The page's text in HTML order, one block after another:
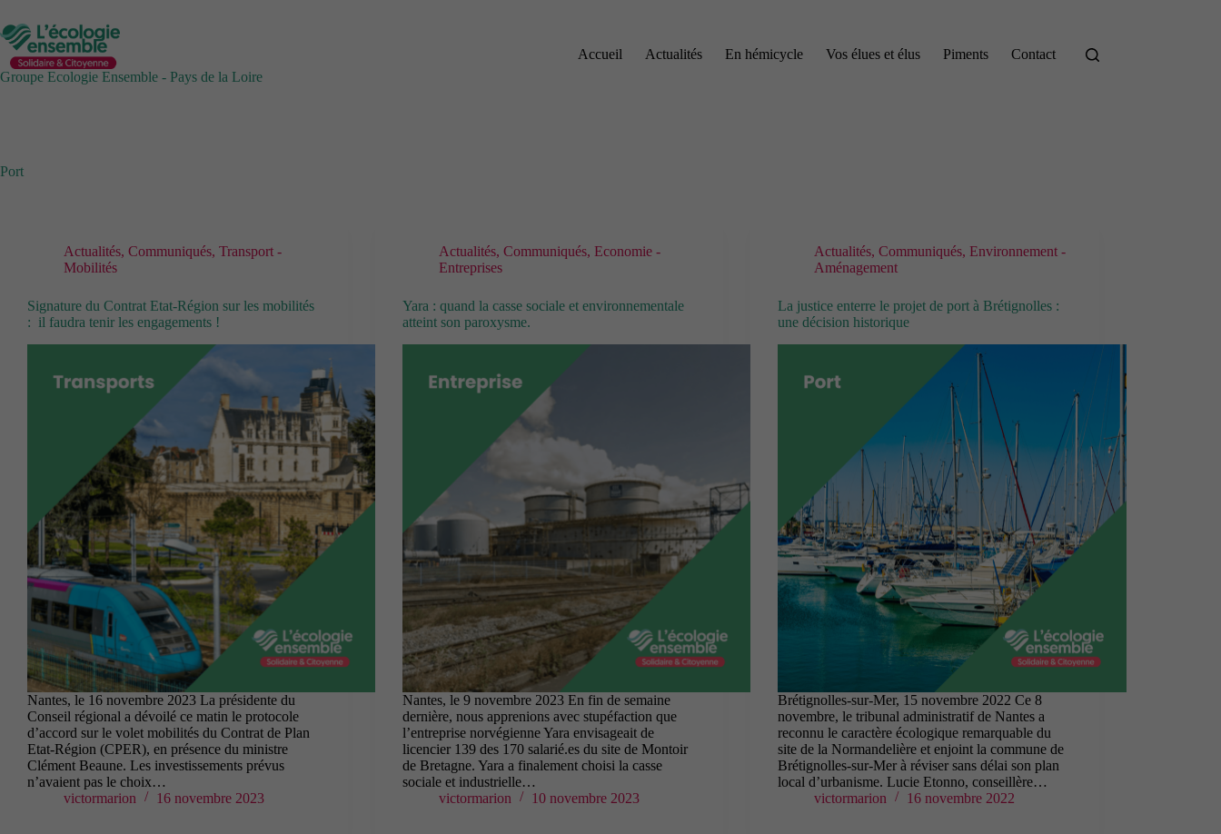
au
contenu
Groupe Ecologie Ensemble - Pays de la Loire
Accueil Actualités En hémicycle Vos élues et élus Piments Contact
Port
Actualités, Communiqués, Transport -
Mobilités
Signature du Contrat Etat-Région sur les mobilités
: il faudra tenir les engagements !
Nantes, le 16 novembre 2023 La présidente du
Conseil régional a dévoilé ce matin le protocole
d’accord sur le volet mobilités du Contrat de Plan
Etat-Région (CPER), en présence du ministre
Clément Beaune. Les investissements prévus
n’avaient pas le choix…
victormarion
16 novembre 2023
Actualités,Communiqués,Economie -
Entreprises
Yara : quand la casse sociale et environnementale
atteint son paroxysme.
Nantes, le 9 novembre 2023 En fin de semaine
dernière, nous apprenions avec stupéfaction que
l’entreprise norvégienne Yara envisageait de
licencier 139 des 170 salarié.es du site de Montoir
de Bretagne. Yara a finalement choisi la casse
sociale et industrielle…
victormarion
10 novembre 2023
Actualités,Communiqués,Environnement -
Aménagement
La justice enterre le projet de port à Brétignolles :
une décision historique
Brétignolles-sur-Mer, 15 novembre 2022 Ce 8
novembre, le tribunal administratif de Nantes a
reconnu le caractère écologique remarquable du
site de la Normandelière et enjoint la commune de
Brétignolles-sur-Mer à réviser sans délai son plan
local d’urbanisme. Lucie Etonno, conseillère…
victormarion
16 novembre 2022